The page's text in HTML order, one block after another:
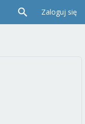
Zaloguj się